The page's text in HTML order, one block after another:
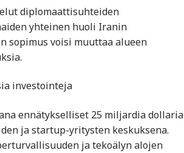
diplomaattisuhteiden
yhteinen huoli Iranin
sopimus voisi muuttaa alueen
investointeja
ennätykselliset 25 miljardia dollaria
ja startup-yritysten keskuksena.
ja tekoälyn alojen